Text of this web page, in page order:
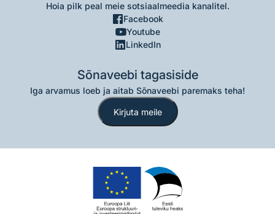
Hoia pilk peal meie sotsiaalmeedia kanalitel.
Facebook
Youtube
LinkedIn
Sõnaveebi tagasiside
Iga arvamus loeb ja aitab Sõnaveebi paremaks teha!
Kirjuta meile